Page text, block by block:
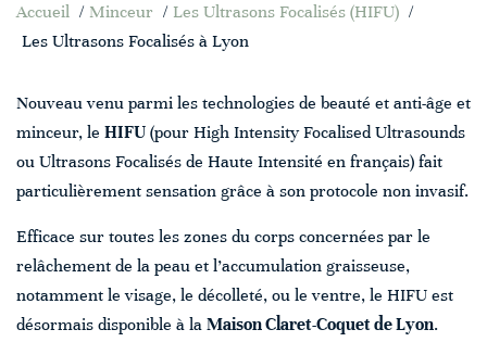
Accueil / Minceur / Les Ultrasons Focalisés (HIFU) /
Les Ultrasons Focalisés à Lyon
Nouveau venu parmi les technologies de beauté et anti-âge et
minceur, le HIFU (pour High Intensity Focalised Ultrasounds
ou Ultrasons Focalisés de Haute Intensité en français) fait
particulièrement sensation grâce à son protocole non invasif.
Efficace sur toutes les zones du corps concernées par le
relâchement de la peau et l’accumulation graisseuse,
notamment le visage, le décolleté, ou le ventre, le HIFU est
désormais disponible à la Maison Claret-Coquet de Lyon.